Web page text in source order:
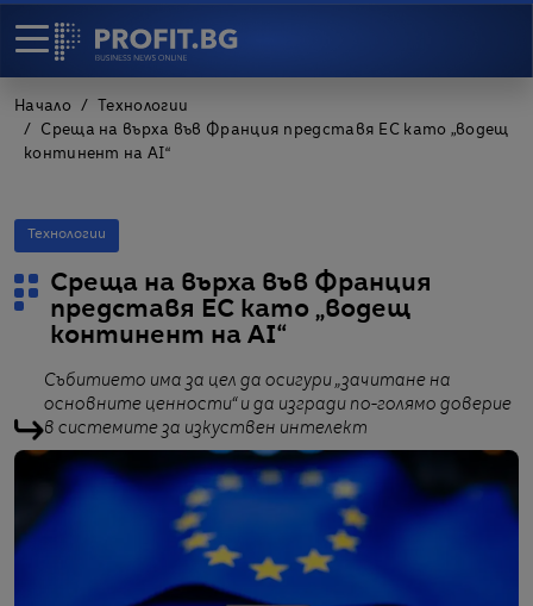
Начало
Технологии
Среща на върха във Франция представя ЕС като „водещ
континент на AI“
Технологии
Среща на върха във Франция
представя ЕС като „водещ
континент на AI“
Събитието има за цел да осигури „зачитане на
основните ценности“ и да изгради по-голямо доверие
в системите за изкуствен интелект